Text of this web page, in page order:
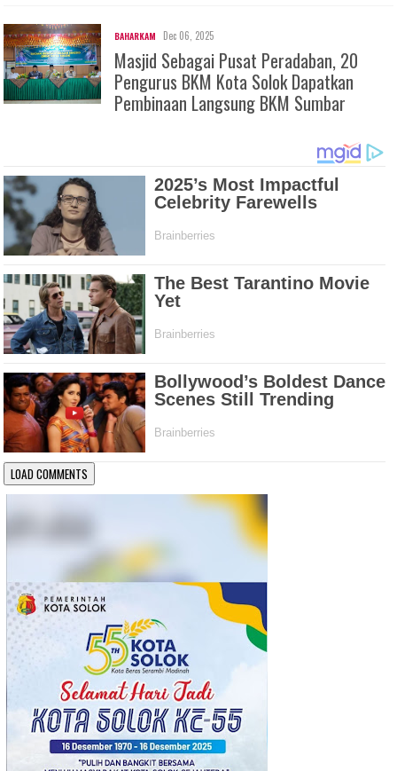
BAHARKAM Dec 06, 2025
Masjid Sebagai Pusat Peradaban, 20
Pengurus BKM Kota Solok Dapatkan
Pembinaan Langsung BKM Sumbar
LOAD COMMENTS